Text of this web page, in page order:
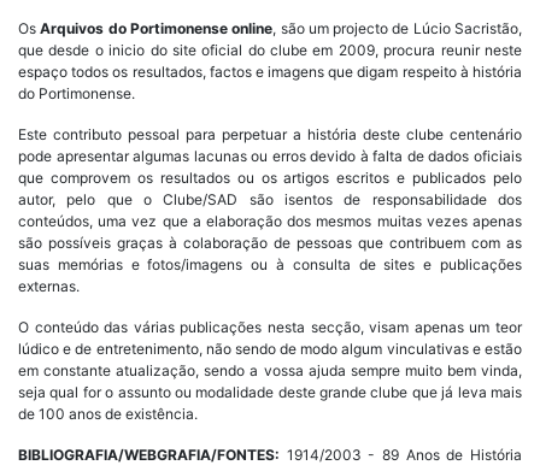
OsArquivos do Portimonense online, são um projecto de Lúcio Sacristão,
que desde o inicio do site oficial do clube em 2009, procura reunir neste
espaço todos os resultados, factos e imagens que digam respeito à história
do Portimonense.
Este contributo pessoal para perpetuar a história deste clube centenário
pode apresentar algumas lacunas ou erros devido à falta de dados oficiais
que comprovem os resultados ou os artigos escritos e publicados pelo
autor, pelo que o Clube/SAD são isentos de responsabilidade dos
conteúdos, uma vez que a elaboração dos mesmos muitas vezes apenas
são possíveis graças à colaboração de pessoas que contribuem com as
suas memórias e fotos/imagens ou à consulta de sites e publicações
externas.
O conteúdo das várias publicações nesta secção, visam apenas um teor
lúdico e de entretenimento, não sendo de modo algum vinculativas e estão
em constante atualização, sendo a vossa ajuda sempre muito bem vinda,
seja qual for o assunto ou modalidade deste grande clube que já leva mais
de 100 anos de existência.
BIBLIOGRAFIA/WEBGRAFIA/FONTES: 1914/2003 - 89 Anos de História